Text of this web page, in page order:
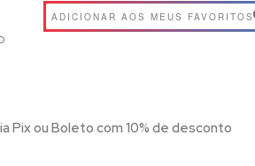
ADICIONAR AOS MEUS FAVORITOS
Pix ou Boleto com 10% de desconto